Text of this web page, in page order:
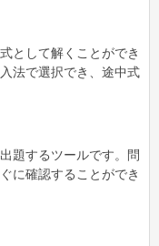
として解くことができ
法で選択でき、途中式
題するツールです。問
に確認することができ